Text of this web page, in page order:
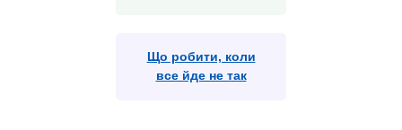
Що робити, коли
все йде не так